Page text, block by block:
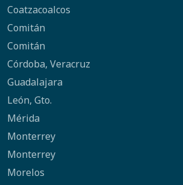
Coatzacoalcos
Comitán
Comitán
Córdoba, Veracruz
Guadalajara
León, Gto.
Mérida
Monterrey
Monterrey
Morelos